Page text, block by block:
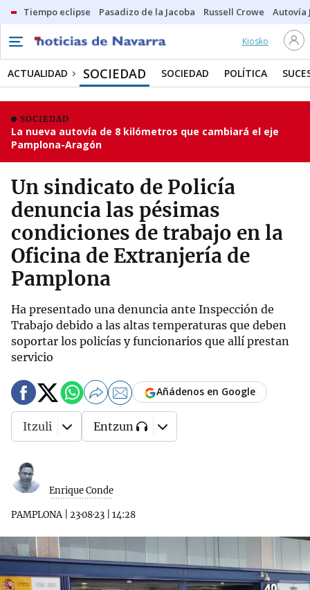
Tiempo eclipse Pasadizo de la Jacoba Russell Crowe Autovía
Kiosko
ACTUALIDAD SOCIEDAD SOCIEDAD POLÍTICA
SOCIEDAD
La nueva autovía de 8 kilómetros que cambiará el eje
Pamplona-Aragón
Un sindicato de Policía
denuncia las pésimas
condiciones de trabajo en la
Oficina de Extranjería de
Pamplona
Ha presentado una denuncia ante Inspección de
Trabajo debido a las altas temperaturas que deben
soportar los policías y funcionarios que allí prestan
servicio
Enrique Conde
PAMPLONA| 23·08·23 14:28
Añádenos en Google
Itzuli Entzun